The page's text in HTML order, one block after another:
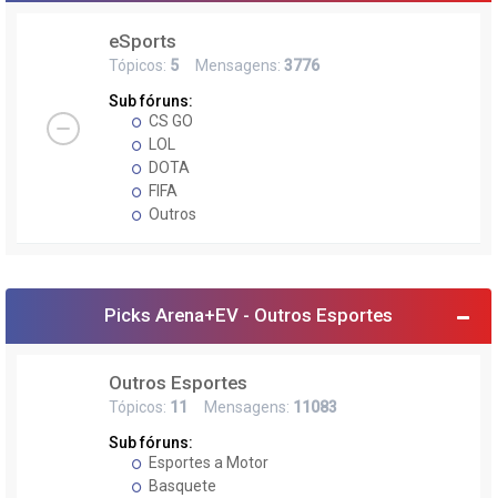
eSports
Tópicos: 5 Mensagens: 3776
Sub fóruns:
CS GO
LOL
DOTA
FIFA
Outros
Picks Arena+EV - Outros Esportes
Outros Esportes
Tópicos: 11 Mensagens: 11083
Sub fóruns:
Esportes a Motor
Basquete